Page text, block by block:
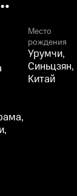
Место
рождения
Урумчи,
Синьцзян,
Китай